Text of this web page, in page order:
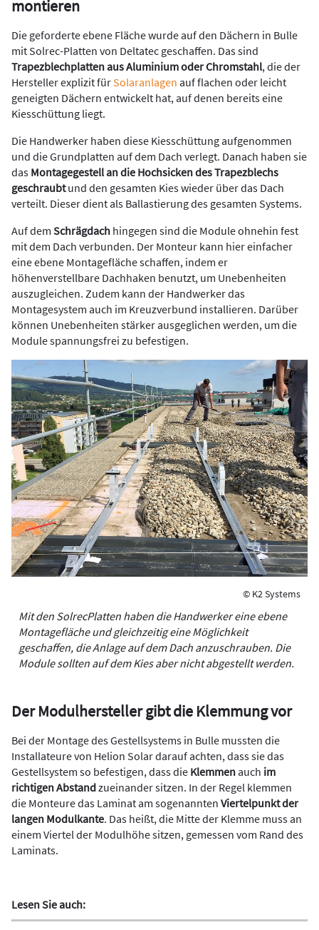
montieren
Die geforderte ebene Fläche wurde auf den Dächern in Bulle
mit Solrec-Platten von Deltatec geschaffen. Das sind
Trapezblechplatten aus Aluminium oder Chromstahl, die der
Hersteller explizit für Solaranlagen auf flachen oder leicht
geneigten Dächern entwickelt hat, auf denen bereits eine
Kiesschüttung liegt.
Die Handwerker haben diese Kiesschüttung aufgenommen
und die Grundplatten auf dem Dach verlegt. Danach haben sie
das Montagegestell an die Hochsicken des Trapezblechs
geschraubtund den gesamten Kies wieder über das Dach
verteilt. Dieser dient als Ballastierung des gesamten Systems.
Auf dem Schrägdach hingegen sind die Module ohnehin fest
mit dem Dach verbunden. Der Monteur kann hier einfacher
eine ebene Montagefläche schaffen, indem er
höhenverstellbare Dachhaken benutzt, um Unebenheiten
auszugleichen. Zudem kann der Handwerker das
Montagesystem auch im Kreuzverbund installieren. Darüber
können Unebenheiten stärker ausgeglichen werden, um die
Module spannungsfrei zu befestigen.
© K2 Systems
Mit den Solrec­Platten haben die Handwerker eine ebene
Montagefläche und gleichzeitig eine Möglichkeit
geschaffen, die Anlage auf dem Dach anzuschrauben. Die
Module sollten auf dem Kies aber nicht abgestellt werden.
Der Modulhersteller gibt die Klemmung vor
Bei der Montage des Gestellsystems in Bulle mussten die
Installateure von Helion Solar darauf achten, dass sie das
Gestellsystem so befestigen, dass die Klemmenauch im
richtigen Abstandzueinander sitzen. In der Regel klemmen
die Monteure das Laminat am sogenannten Viertelpunkt der
langen Modulkante. Das heißt, die Mitte der Klemme muss an
einem Viertel der Modulhöhe sitzen, gemessen vom Rand des
Laminats.
Lesen Sie auch: